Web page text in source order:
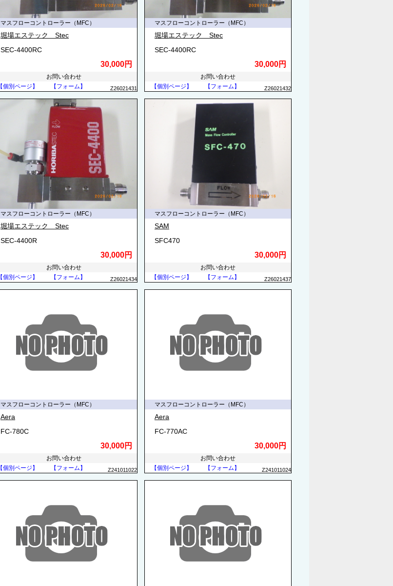
マスフローコントローラー（MFC）
堀場エステック Stec
SEC-4400RC
30,000円
お問い合わせ
【個別ページ】
【フォーム】 Z26021431
マスフローコントローラー（MFC）
堀場エステック Stec
SEC-4400RC
30,000円
お問い合わせ
【個別ページ】
【フォーム】 Z26021432
マスフローコントローラー（MFC）
堀場エステック Stec
SEC-4400R
30,000円
お問い合わせ
【個別ページ】
【フォーム】 Z26021434
マスフローコントローラー（MFC）
SAM
SFC470
30,000円
お問い合わせ
【個別ページ】
【フォーム】 Z26021437
マスフローコントローラー（MFC）
Aera
FC-780C
30,000円
お問い合わせ
【個別ページ】
【フォーム】 Z241011022
マスフローコントローラー（MFC）
Aera
FC-770AC
30,000円
お問い合わせ
【個別ページ】
【フォーム】 Z241011024